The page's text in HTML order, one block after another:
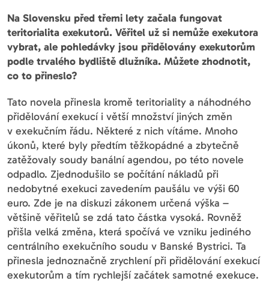
Na Slovensku před třemi lety začala fungovat
teritorialita exekutorů. Věřitel už si nemůže exekutora
vybrat, ale pohledávky jsou přidělovány exekutorům
podle trvalého bydliště dlužníka. Můžete zhodnotit,
co to přineslo?
Tato novela přinesla kromě teritoriality a náhodného
přidělování exekucí i větší množství jiných změn
v exekučním řádu. Některé z nich vítáme. Mnoho
úkonů, které byly předtím těžkopádné a zbytečně
zatěžovaly soudy banální agendou, po této novele
odpadlo. Zjednodušilo se počítání nákladů při
nedobytné exekuci zavedením paušálu ve výši 60
euro. Zde je na diskuzi zákonem určená výška –
většině věřitelů se zdá tato částka vysoká. Rovněž
přišla velká změna, která spočívá ve vzniku jediného
centrálního exekučního soudu v Banské Bystrici. Ta
přinesla jednoznačně zrychlení při přidělování exekucí
exekutorům a tím rychlejší začátek samotné exekuce.